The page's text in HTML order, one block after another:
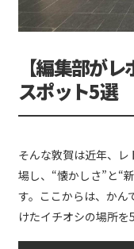
【編集部が
スポット5選
そんな敦賀は近年、
場し、“懐かしさ”と“
す。ここからは、かん
けたイチオシの場所を